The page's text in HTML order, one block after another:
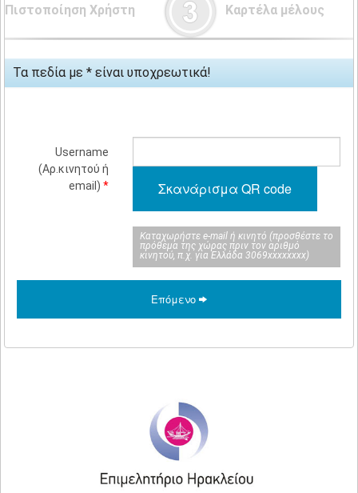
Πιστοποίηση Χρήστη Καρτέλα μέλους
Τα πεδία με * είναι υποχρεωτικά!
Username
(Αρ.κινητού ή
email)* Σκανάρισμα QR code
Καταχωρήστε e-mail ή κινητό (προσθέστε το
πρόθεμα της χώρας πριν τον αριθμό
κινητού, π.χ. για Ελλάδα 3069xxxxxxxx)
Επόμενο